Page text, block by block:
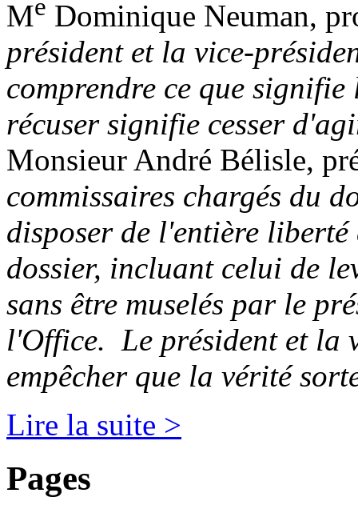
Me Dominique Neuman,
président et la vice-
comprendre ce que
récuser signifie cesser
Monsieur André Bélisle,
commissaires chargés du
disposer de l'entière
dossier, incluant celui de
sans être muselés par le
l'Office. Le président et la
empêcher que la vérité
Lire la suite >
Pages